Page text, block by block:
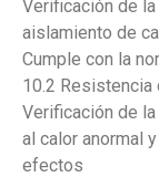
Verificación de
aislamiento de
Cumple con la
10.2 Resistencia
Verificación de
al calor anormal
efectos